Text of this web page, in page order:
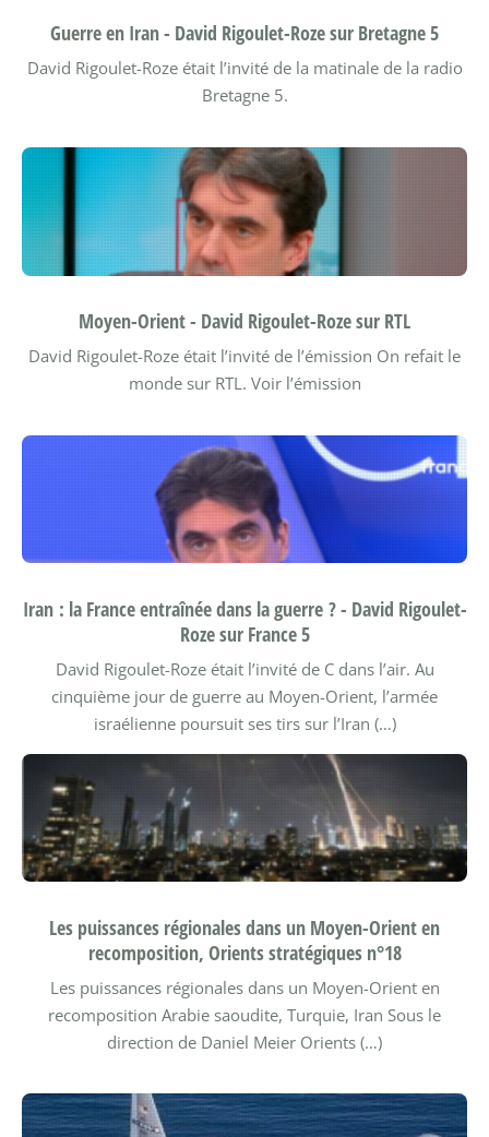
Guerre en Iran - David Rigoulet-Roze sur Bretagne 5
David Rigoulet-Roze était l’invité de la matinale de la radio
Bretagne 5.
Moyen-Orient - David Rigoulet-Roze sur RTL
David Rigoulet-Roze était l’invité de l’émission On refait le
monde sur RTL. Voir l’émission
Iran : la France entraînée dans la guerre ? - David Rigoulet-
Roze sur France 5
David Rigoulet-Roze était l’invité de C dans l’air. Au
cinquième jour de guerre au Moyen-Orient, l’armée
israélienne poursuit ses tirs sur l’Iran (…)
Les puissances régionales dans un Moyen-Orient en
recomposition, Orients stratégiques n°18
Les puissances régionales dans un Moyen-Orient en
recomposition Arabie saoudite, Turquie, Iran Sous le
direction de Daniel Meier Orients (…)